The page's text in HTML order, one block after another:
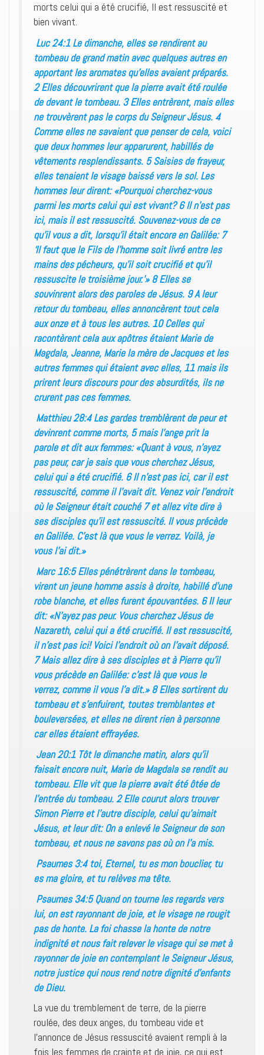
morts celui qui a été crucifié, Il est ressuscité et
bien vivant.
Luc 24:1 Le dimanche, elles se rendirent au
tombeau de grand matin avec quelques autres en
apportant les aromates qu’elles avaient préparés.
2 Elles découvrirent que la pierre avait été roulée
de devant le tombeau. 3 Elles entrèrent, mais elles
ne trouvèrent pas le corps du Seigneur Jésus. 4
Comme elles ne savaient que penser de cela, voici
que deux hommes leur apparurent, habillés de
vêtements resplendissants. 5 Saisies de frayeur,
elles tenaient le visage baissé vers le sol. Les
hommes leur dirent: «Pourquoi cherchez-vous
parmi les morts celui qui est vivant? 6 Il n’est pas
ici, mais il est ressuscité. Souvenez-vous de ce
qu’il vous a dit, lorsqu’il était encore en Galilée: 7
‘Il faut que le Fils de l’homme soit livré entre les
mains des pécheurs, qu’il soit crucifié et qu’il
ressuscite le troisième jour.’» 8 Elles se
souvinrent alors des paroles de Jésus. 9 A leur
retour du tombeau, elles annoncèrent tout cela
aux onze et à tous les autres. 10 Celles qui
racontèrent cela aux apôtres étaient Marie de
Magdala, Jeanne, Marie la mère de Jacques et les
autres femmes qui étaient avec elles, 11 mais ils
prirent leurs discours pour des absurdités, ils ne
crurent pas ces femmes.
Matthieu 28:4 Les gardes tremblèrent de peur et
devinrent comme morts, 5 mais l’ange prit la
parole et dit aux femmes: «Quant à vous, n’ayez
pas peur, car je sais que vous cherchez Jésus,
celui qui a été crucifié. 6 Il n’est pas ici, car il est
ressuscité, comme il l’avait dit. Venez voir l’endroit
où le Seigneur était couché 7 et allez vite dire à
ses disciples qu’il est ressuscité. Il vous précède
en Galilée. C’est là que vous le verrez. Voilà, je
vous l’ai dit.»
Marc 16:5 Elles pénétrèrent dans le tombeau,
virent un jeune homme assis à droite, habillé d’une
robe blanche, et elles furent épouvantées. 6 Il leur
dit: «N’ayez pas peur. Vous cherchez Jésus de
Nazareth, celui qui a été crucifié. Il est ressuscité,
il n’est pas ici! Voici l’endroit où on l’avait déposé.
7 Mais allez dire à ses disciples et à Pierre qu’il
vous précède en Galilée: c’est là que vous le
verrez, comme il vous l’a dit.» 8 Elles sortirent du
tombeau et s’enfuirent, toutes tremblantes et
bouleversées, et elles ne dirent rien à personne
car elles étaient effrayées.
Jean 20:1 Tôt le dimanche matin, alors qu’il
faisait encore nuit, Marie de Magdala se rendit au
tombeau. Elle vit que la pierre avait été ôtée de
l’entrée du tombeau. 2 Elle courut alors trouver
Simon Pierre et l’autre disciple, celui qu’aimait
Jésus, et leur dit: On a enlevé le Seigneur de son
tombeau, et nous ne savons pas où on l’a mis.
Psaumes 3:4 toi, Eternel, tu es mon bouclier, tu
es ma gloire, et tu relèves ma tête.
Psaumes 34:5 Quand on tourne les regards vers
lui, on est rayonnant de joie, et le visage ne rougit
pas de honte. La foi chasse la honte de notre
indignité et nous fait relever le visage qui se met à
rayonner de joie en contemplant le Seigneur Jésus,
notre justice qui nous rend notre dignité d’enfants
de Dieu.
La vue du tremblement de terre, de la pierre
roulée, des deux anges, du tombeau vide et
l’annonce de Jésus ressuscité avaient rempli à la
fois les femmes de crainte et de joie, ce qui est